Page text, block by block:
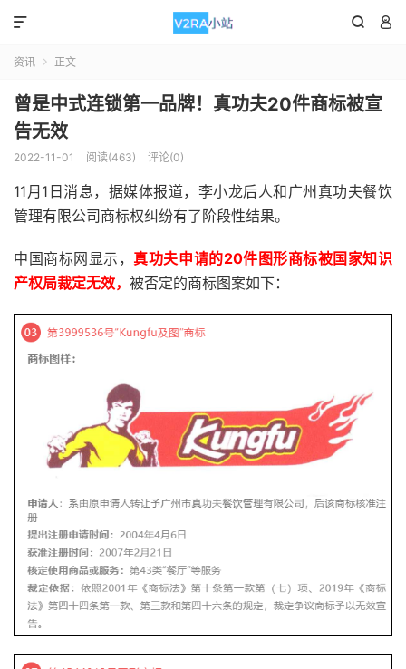
 

资讯  正文
曾是中式连锁第一品牌！真功夫20件商标被宣
告无效
2022-11-01 阅读(463) 评论(0)
11月1日消息，据媒体报道，李小龙后人和广州真功夫餐饮
管理有限公司商标权纠纷有了阶段性结果。
中国商标网显示， 真功夫申请的20件图形商标被国家知识
产权局裁定无效， 被否定的商标图案如下：